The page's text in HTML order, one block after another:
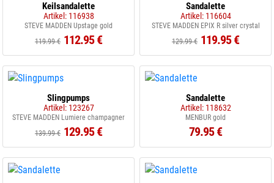
Keilsandalette
Artikel: 116938
STEVE MADDEN Upstage gold
119.99 € 112.95 €
Sandalette
Artikel: 116604
STEVE MADDEN EPIX R silver crystal
129.99 € 119.95 €
Slingpumps
Artikel: 123267
STEVE MADDEN Lumiere champagner
139.99 € 129.95 €
Sandalette
Artikel: 118632
MENBUR gold
79.95 €